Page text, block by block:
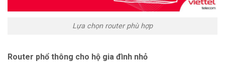
Lựa chọn router phù hợp
Router phổ thông cho hộ gia đình nhỏ